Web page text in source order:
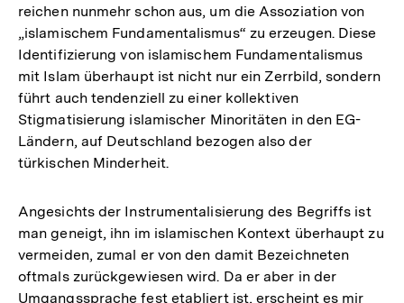
reichen nunmehr schon aus, um die Assoziation von
„islamischem Fundamentalismus“ zu erzeugen. Diese
Identifizierung von islamischem Fundamentalismus
mit Islam überhaupt ist nicht nur ein Zerrbild, sondern
führt auch tendenziell zu einer kollektiven
Stigmatisierung islamischer Minoritäten in den EG-
Ländern, auf Deutschland bezogen also der
türkischen Minderheit.
Angesichts der Instrumentalisierung des Begriffs ist
man geneigt, ihn im islamischen Kontext überhaupt zu
vermeiden, zumal er von den damit Bezeichneten
oftmals zurückgewiesen wird. Da er aber in der
Umgangssprache fest etabliert ist, erscheint es mir